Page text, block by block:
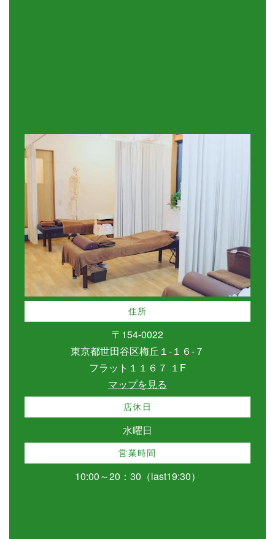
住所
〒154-0022
東京都世田谷区梅丘１-１６-７
フラット１１６７ １F
マップを見る
店休日
水曜日
営業時間
10:00～20：30（last19:30）